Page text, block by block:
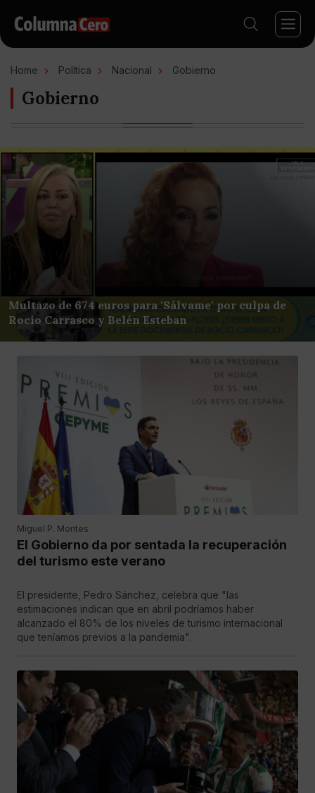
Home Política Nacional Gobierno
Gobierno
Multazo de 674 euros para 'Sálvame' por culpa de
Rocío Carrasco y Belén Esteban
Miguel P. Montes
El Gobierno da por sentada la recuperación
del turismo este verano
El presidente, Pedro Sánchez, celebra que "las
estimaciones indican que en abril podríamos haber
alcanzado el 80% de los niveles de turismo internacional
que teníamos previos a la pandemia".